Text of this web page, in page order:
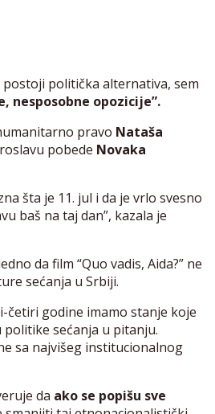
postoji politička alternativa, sem
nesposobne opozicije”.
pravo Nataša
pobede Novaka
šta je 11. jul i da je vrlo svesno
baš na taj dan”, kazala je
da film “Quo vadis, Aida?” ne
sećanja u Srbiji.
četiri godine imamo stanje koje
politike sećanja u pitanju.
sa najvišeg institucionalnog
da ako se popišu sve